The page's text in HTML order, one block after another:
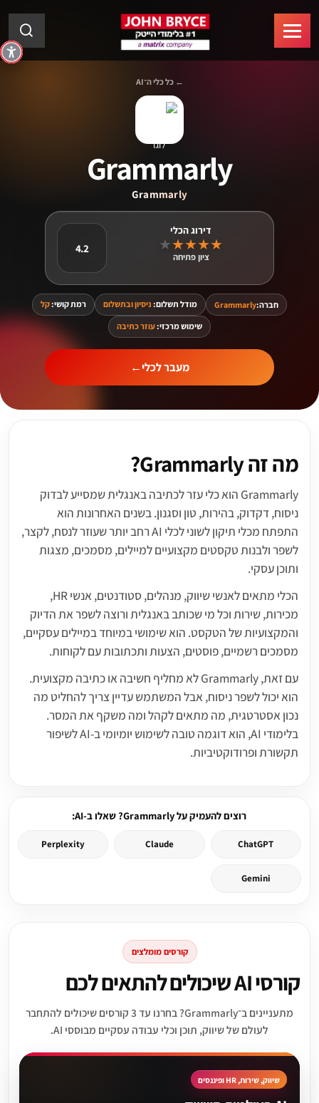
← כל כלי ה־AI
Grammarly
Grammarly
4.2 ★
★
★
★
★
ציון פתיחה
חברה:Grammarly מודל תשלום: ניסיון ובתשלום רמת קושי:קל
שימוש מרכזי:עוזר כתיבה
מעבר לכלי←
מה זה Grammarly?
Grammarly הוא כלי עזר לכתיבה באנגלית שמסייע לבדוק
ניסוח, דקדוק, בהירות, טון וסגנון. בשנים האחרונות הוא
התפתח מכלי תיקון לשוני לכלי AI רחב יותר שעוזר לנסח, לקצר,
לשפר ולבנות טקסטים מקצועיים למיילים, מסמכים, מצגות
ותוכן עסקי.
הכלי מתאים לאנשי שיווק, מנהלים, סטודנטים, אנשי HR,
מכירות, שירות וכל מי שכותב באנגלית ורוצה לשפר את הדיוק
והמקצועיות של הטקסט. הוא שימושי במיוחד במיילים עסקיים,
מסמכים רשמיים, פוסטים, הצעות ותכתובות עם לקוחות.
עם זאת, Grammarly לא מחליף חשיבה או כתיבה מקצועית.
הוא יכול לשפר ניסוח, אבל המשתמש עדיין צריך להחליט מה
נכון אסטרטגית, מה מתאים לקהל ומה משקף את המסר.
בלימודי AI, הוא דוגמה טובה לשימוש יומיומי ב-AI לשיפור
תקשורת ופרודוקטיביות.
רוצים להעמיק על Grammarly? שאלו ב-AI:
ChatGPT
Claude
Perplexity
Gemini
קורסים מומלצים
קורסי AI שיכולים להתאים לכם
מתעניינים ב־Grammarly? בחרנו עד 3 קורסים שיכולים להתחבר
לעולם של שיווק, תוכן וכלי עבודה עסקיים מבוססי AI.
שיווק, שירות, HR ופיננסים